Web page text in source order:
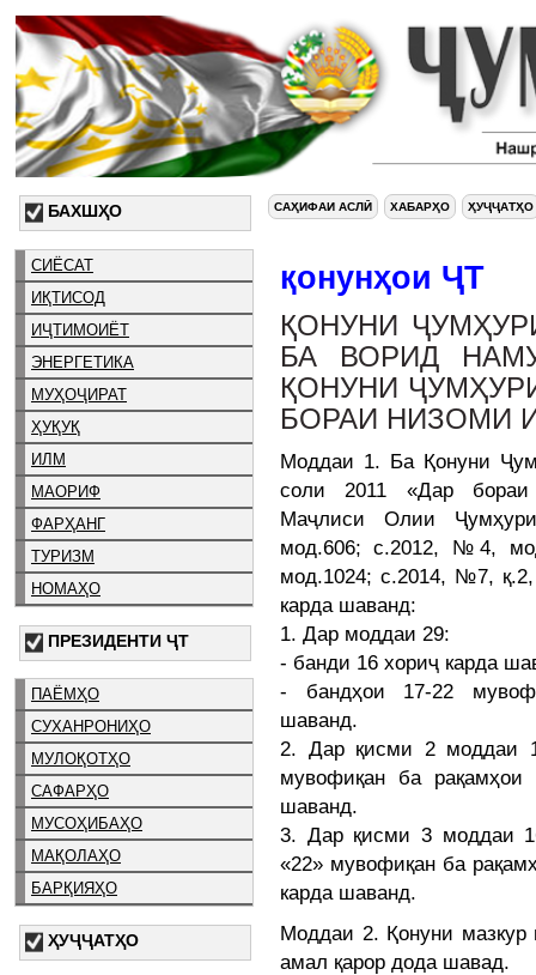
БАХШҲО
СИЁСАТ
ИҚТИСОД
ИҶТИМОИЁТ
ЭНЕРГЕТИКА
МУҲОҶИРАТ
ҲУҚУҚ
ИЛМ
МАОРИФ
ФАРҲАНГ
ТУРИЗМ
НОМАҲО
ПРЕЗИДЕНТИ ҶТ
ПАЁМҲО
СУХАНРОНИҲО
МУЛОҚОТҲО
САФАРҲО
МУСОҲИБАҲО
МАҚОЛАҲО
БАРҚИЯҲО
ҲУҶҶАТҲО
САҲИФАИ АСЛӢ ХАБАРҲО ҲУҶҶАТҲО
қонунҳои ҶТ
ҚОНУНИ
БА ВОРИД
ҚОНУНИ
БОРАИ НИЗОМИ
Моддаи 1. Ба Қонуни
соли 2011 «Дар бораи
Маҷлиси Олии
мод.606; с.2012, №4,
мод.1024; с.2014, №7, қ.2,
карда шаванд:
1. Дар моддаи 29:
- банди 16 хориҷ карда
- бандҳои 17-22
шаванд.
2. Дар қисми 2 моддаи
мувофиқан ба
шаванд.
3. Дар қисми 3 моддаи
«22» мувофиқан ба
карда шаванд.
Моддаи 2. Қонуни
амал қарор дода шавад.